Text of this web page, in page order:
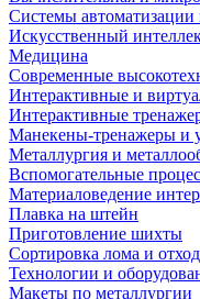
Системы автоматизации
Искусственный
Медицина
Современные
Интерактивные и
Интерактивные
Манекены-тренажеры и
Металлургия и
Вспомогательные
Материаловедение
Плавка на штейн
Приготовление шихты
Сортировка лома и
Технологии и
Макеты по металлургии